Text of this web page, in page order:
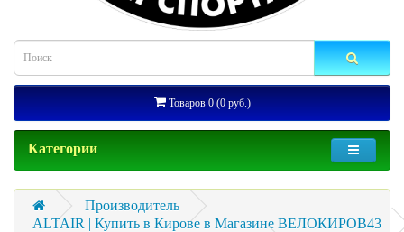
Товаров 0 (0 руб.)
Категории
Производитель
ALTAIR | Купить в Кирове в Магазине ВЕЛОКИРОВ43